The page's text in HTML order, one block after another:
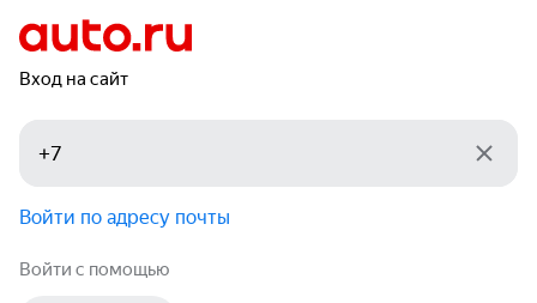
Вход на сайт
Войти по адресу почты
Войти с помощью